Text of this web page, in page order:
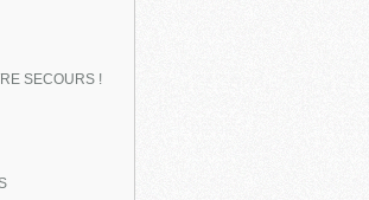
SECOURS !